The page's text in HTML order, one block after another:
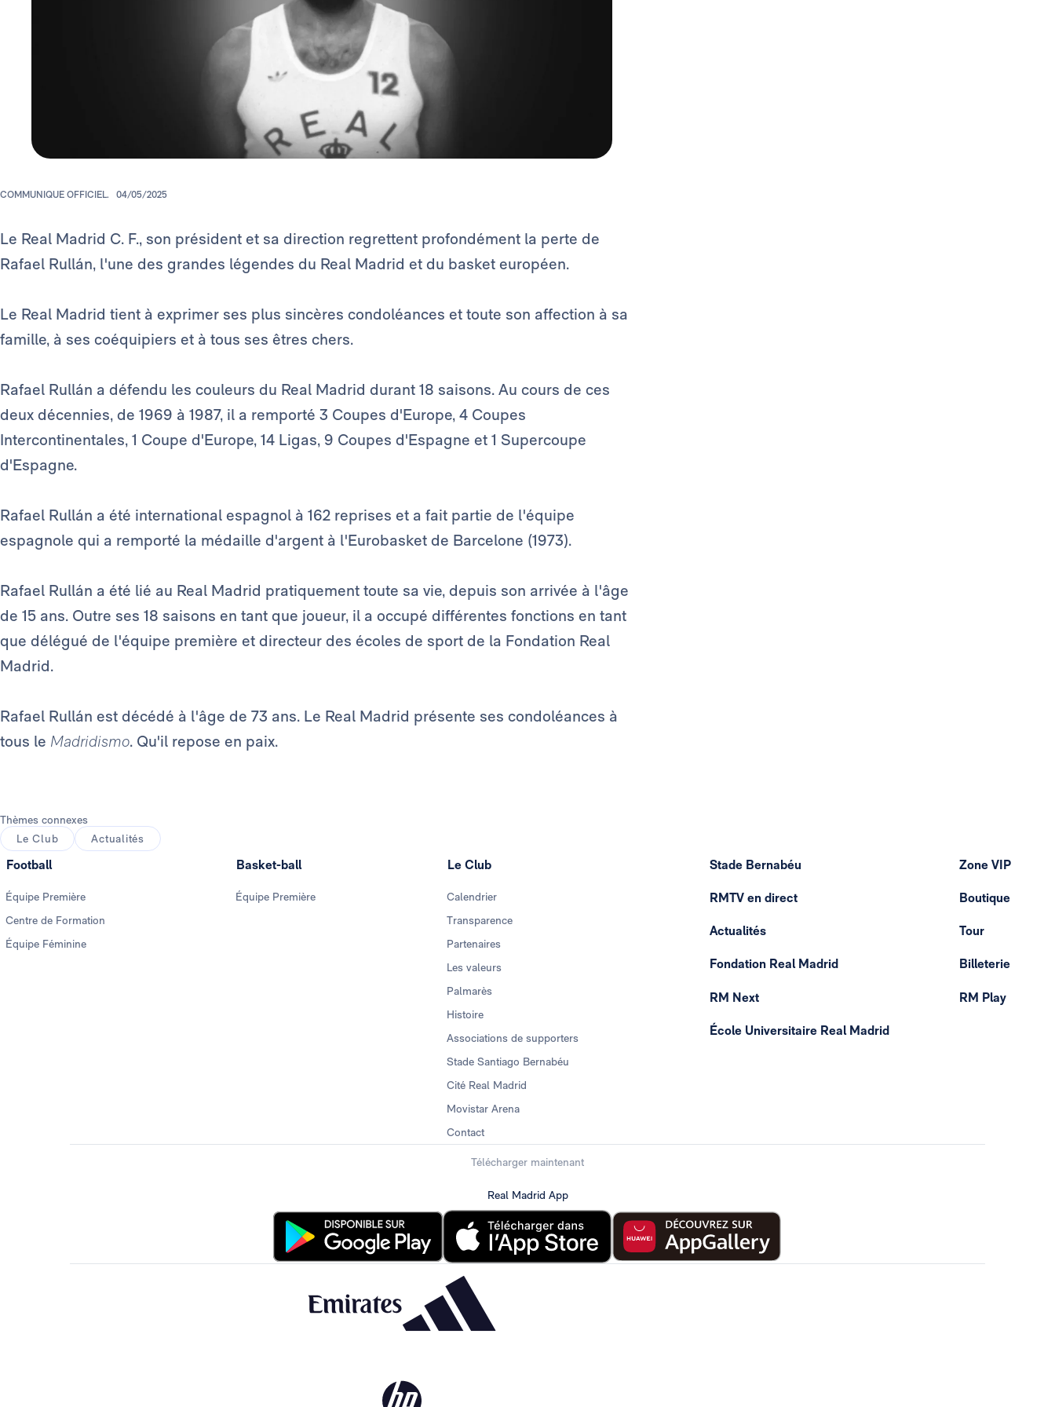
COMMUNIQUE OFFICIEL. 04/05/2025
Le Real Madrid C. F., son président et sa direction regrettent profondément la perte de
Rafael Rullán, l'une des grandes légendes du Real Madrid et du basket européen.
Le Real Madrid tient à exprimer ses plus sincères condoléances et toute son affection à sa
famille, à ses coéquipiers et à tous ses êtres chers.
Rafael Rullán a défendu les couleurs du Real Madrid durant 18 saisons. Au cours de ces
deux décennies, de 1969 à 1987, il a remporté 3 Coupes d'Europe, 4 Coupes
Intercontinentales, 1 Coupe d'Europe, 14 Ligas, 9 Coupes d'Espagne et 1 Supercoupe
d'Espagne.
Rafael Rullán a été international espagnol à 162 reprises et a fait partie de l'équipe
espagnole qui a remporté la médaille d'argent à l'Eurobasket de Barcelone (1973).
Rafael Rullán a été lié au Real Madrid pratiquement toute sa vie, depuis son arrivée à l'âge
de 15 ans. Outre ses 18 saisons en tant que joueur, il a occupé différentes fonctions en tant
que délégué de l'équipe première et directeur des écoles de sport de la Fondation Real
Madrid.
Rafael Rullán est décédé à l'âge de 73 ans. Le Real Madrid présente ses condoléances à
tous le Madridismo. Qu'il repose en paix.
Thèmes connexes
Le Club
Actualités
Football
Équipe Première
Centre de Formation
Équipe Féminine
Basket-ball
Équipe Première
Le Club
Calendrier
Transparence
Partenaires
Les valeurs
Palmarès
Histoire
Associations de supporters
Stade Santiago Bernabéu
Cité Real Madrid
Movistar Arena
Contact
Stade Bernabéu
RMTV en direct
Actualités
Fondation Real Madrid
RM Next
École Universitaire Real Madrid
Zone VIP
Boutique
Tour
Billeterie
RM Play
Télécharger maintenant
Real Madrid App